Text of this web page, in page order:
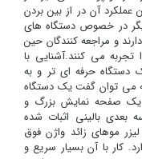
عملکرد آن در از بین بردن
در خصوص دستگاه های
و مراجعه کنندگان حین
تجربه می کنند.آشنایی با
دستگاه حرفه ای تر و به
که می توان گفت یک دستگاه
یک صفحه نمایش بزرگ و
بعدی بالینی اثبات شده
موهای زائد واژن فوق
کار با آن بسیار سریع و